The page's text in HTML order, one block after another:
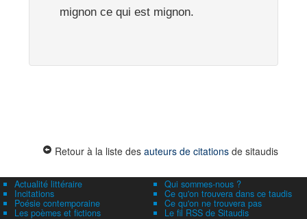
mignon ce qui est mignon.
Retour à la liste des auteurs de citations de sitaudis
Actualité littéraire
Incitations
Poésie contemporaine
Les poèmes et fictions
Qui sommes-nous ?
Ce qu'on trouvera dans ce taudis
Ce qu'on ne trouvera pas
Le fil RSS de Sitaudis